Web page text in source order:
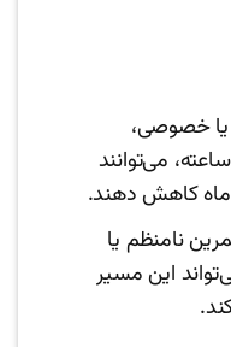
خصوصی،
همراه با تمرین روزانه ۱ تا ۲ ساعته، می‌توانند
نامنظم یا
این مسیر